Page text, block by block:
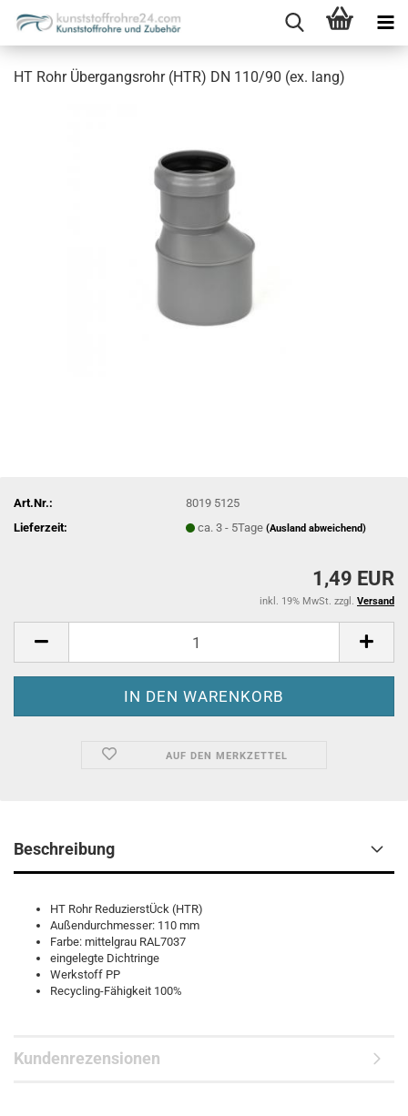
HT Rohr Übergangsrohr (HTR) DN 110/90 (ex. lang)
Art.Nr.:
8019 5125
Lieferzeit:
ca. 3 - 5Tage(Ausland abweichend)
1,49 EUR
inkl. 19% MwSt. zzgl. Versand
AUF DEN MERKZETTEL
Beschreibung
HT Rohr ReduzierstÜck (HTR)
Außendurchmesser: 110 mm
Farbe: mittelgrau RAL7037
eingelegte Dichtringe
Werkstoff PP
Recycling-Fähigkeit 100%
Kundenrezensionen